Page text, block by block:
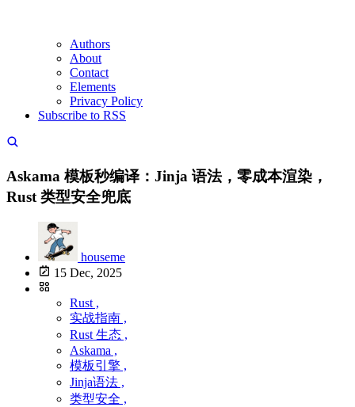
Authors
About
Contact
Elements
Privacy Policy
Subscribe to RSS
Askama 模板秒编译：Jinja 语法，零成本渲染，
Rust 类型安全兜底
houseme
15 Dec, 2025
Rust ,
实战指南 ,
Rust 生态 ,
Askama ,
模板引擎 ,
Jinja语法 ,
类型安全 ,